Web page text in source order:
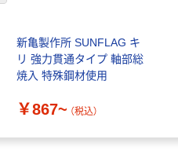
新亀製作所 SUNFLAG キ
リ 強力貫通タイプ 軸部総
焼入 特殊鋼材使用
￥867~ （税込）
100% 6ロール
リサイクル100
芯あり FSC認
￥470~ （税込）
アスクル プラ
ブ 薄手 粉な